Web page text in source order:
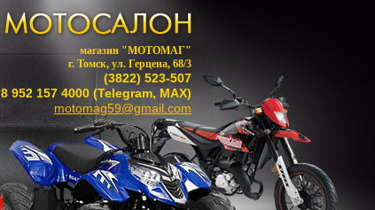
магазин "МОТОМАГ"
г. Томск, ул. Герцена, 68/3
(3822) 523-507
8 952 157 4000 (Telegram, MAX)
motomag59@gmail.com